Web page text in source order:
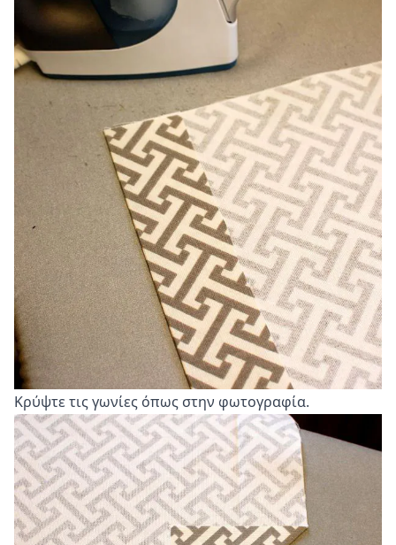
Κρύψτε τις γωνίες όπως στην φωτογραφία.